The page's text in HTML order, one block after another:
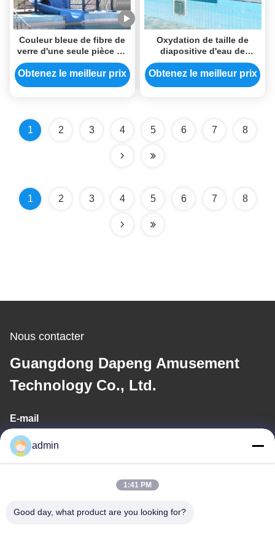
Couleur bleue de fibre de
verre d'une seule pièce de
glissière d'eau de piscine
de cyclone pour Aqua Park
Obtenez le meilleur prix
Oxydation de taille de
diapositive d'eau de
piscine d'acier inoxydable
2.0m anti pour la famille
Obtenez le meilleur prix
1 2 3 4 5 6 7 8
1 2 3 4 5 6 7 8
Nous contacter
Guangdong Dapeng Amusement
Technology Co., Ltd.
E-mail
Sales01@dpwaterpark.com
Adresse
admin
1:41 PM
Good day, what product are you looking for?